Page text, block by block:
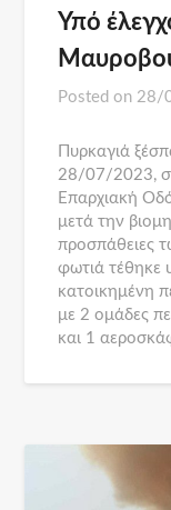
Υπό
Posted on 28/
Πυρκαγιά
28/07/2023,
Επαρχιακή
μετά την
προσπάθειες
φωτιά τέθηκε
κατοικημένη
με 2 ομάδες
και 1